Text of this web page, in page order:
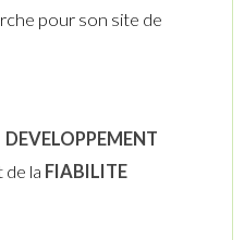
pour son site de
DEVELOPPEMENT
de la FIABILITE